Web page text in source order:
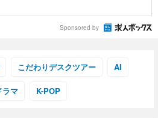
Sponsored by
こだわりデスクツアー AI
ラマ K-POP